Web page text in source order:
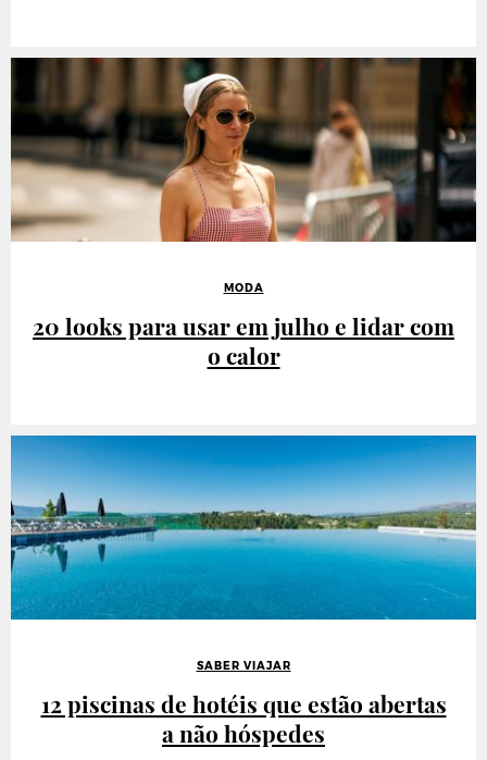
MODA
20 looks para usar em julho e lidar com
o calor
SABER VIAJAR
12 piscinas de hotéis que estão abertas
a não hóspedes